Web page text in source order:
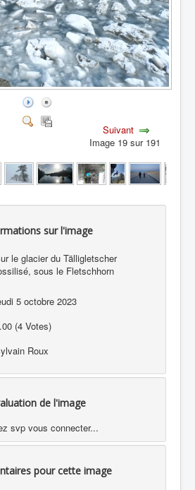
Suivant
Image 19 sur 191
sur l'image
le glacier du Tälligletscher
sous le Fletschhorn
5 octobre 2023
(4 Votes)
Roux
de l'image
svp vous connecter...
pour cette image